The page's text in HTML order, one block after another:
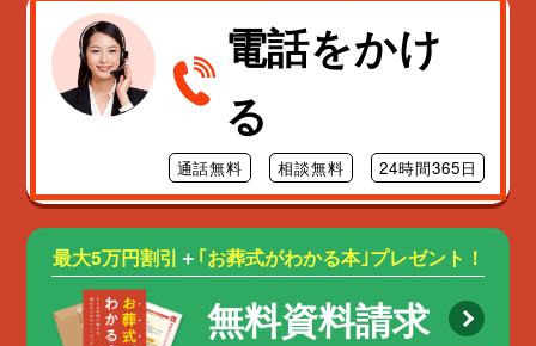
電話をかけ
る
通話無料 相談無料 24時間365日
最大5万円割引 ＋ ｢お葬式がわかる本｣プレゼント！
無料資料請求